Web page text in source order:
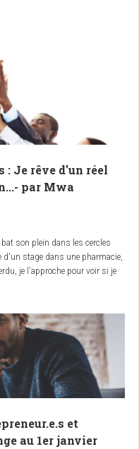
: Je rêve d'un réel
par Mwa
son plein dans les cercles
stage dans une pharmacie,
je l'approche pour voir si je
et
au 1er janvier